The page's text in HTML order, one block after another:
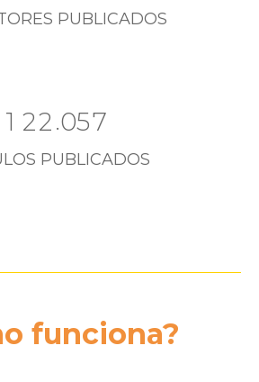
PUBLICADOS
1 22.057
PUBLICADOS
funciona?